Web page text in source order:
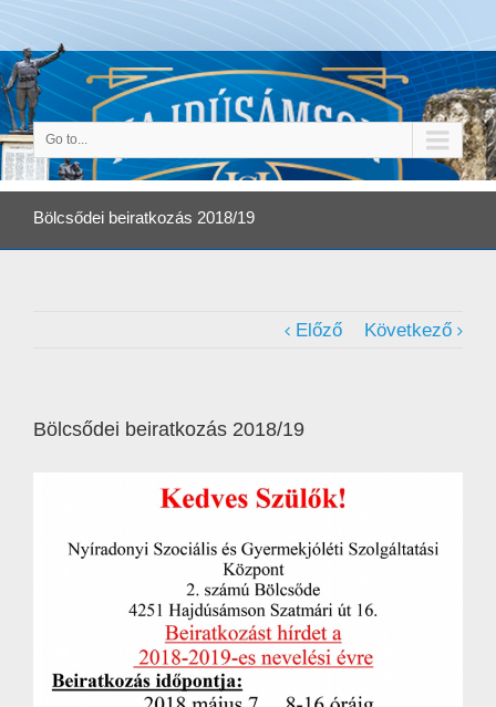
Go to...
Bölcsődei beiratkozás 2018/19
Előző Következő
Bölcsődei beiratkozás 2018/19